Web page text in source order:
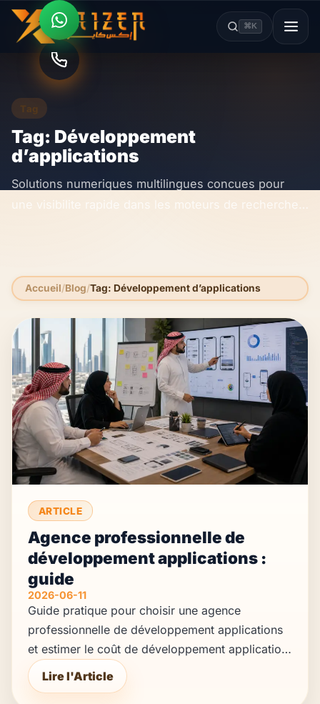
⌘K
Tag
Tag: Développement
d’applications
Solutions numeriques multilingues concues pour
une visibilite rapide dans les moteurs de recherche
Accueil Blog Tag: Développement d’applications
ARTICLE
Agence professionnelle de
développement applications :
guide
2026-06-11
Guide pratique pour choisir une agence
professionnelle de développement applications
et estimer le coût de développement application
Android et iPhone avant de lancer votre MVP.
Lire l'Article